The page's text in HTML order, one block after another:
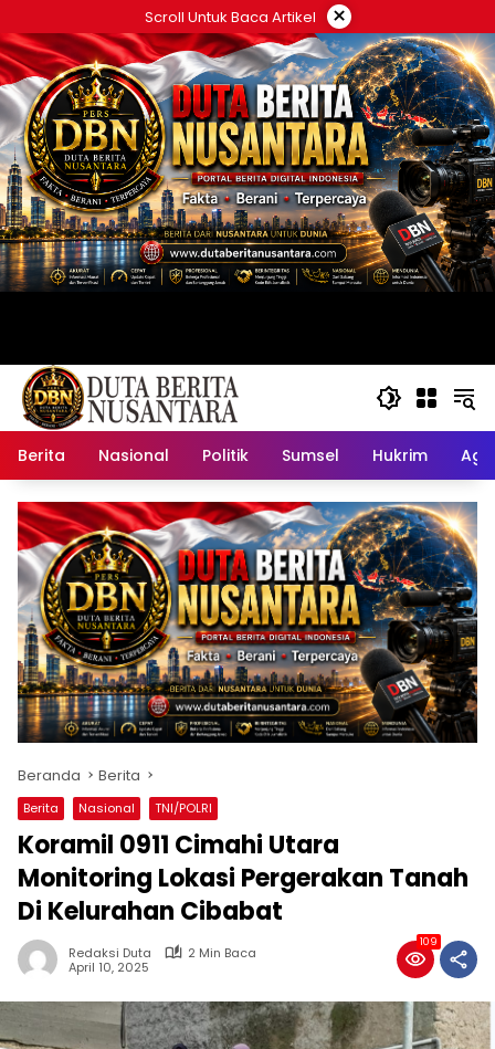
ke
konten
Scroll Untuk Baca Artikel ×
Berita Nasional Politik Sumsel Hukrim
Beranda Berita
Berita Nasional TNI/POLRI
Koramil 0911 Cimahi Utara
Monitoring Lokasi Pergerakan Tanah
Di Kelurahan Cibabat
Redaksi Duta
2 Min Baca
April 10, 2025
109